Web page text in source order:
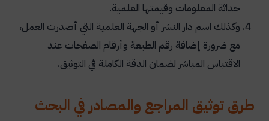
حداثة المعلومات وقيمتها العلمية.
وكذلك اسم دار النشر أو الجهة العلمية التي أصدرت العمل،
مع ضرورة إضافة رقم الطبعة وأرقام الصفحات عند
الاقتباس المباشر لضمان الدقة الكاملة في التوثيق.
طرق توثيق المراجع والمصادر في البحث